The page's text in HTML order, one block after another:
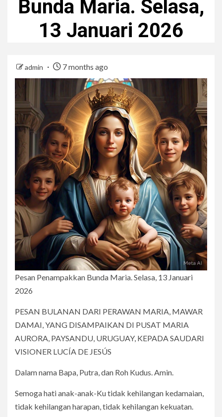
Bunda Maria. Selasa,
13 Januari 2026
admin 7 months ago
Pesan Penampakkan Bunda Maria. Selasa, 13 Januari
2026
PESAN BULANAN DARI PERAWAN MARIA, MAWAR
DAMAI, YANG DISAMPAIKAN DI PUSAT MARIA
AURORA, PAYSANDU, URUGUAY, KEPADA SAUDARI
VISIONER LUCÍA DE JESÚS
Dalam nama Bapa, Putra, dan Roh Kudus. Amin.
Semoga hati anak-anak-Ku tidak kehilangan kedamaian,
tidak kehilangan harapan, tidak kehilangan kekuatan.